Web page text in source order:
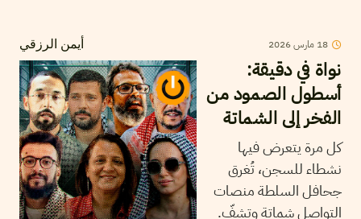
أيمن الرزقي 18 مارس2026
نواة في دقيقة:
أسطول الصمود من
الفخر إلى الشماتة
كل مرة يتعرض فيها
نشطاء للسجن، تُغرق
جحافل السلطة منصات
التواصل شماتة وتشفّ.